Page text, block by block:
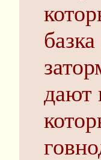
дают